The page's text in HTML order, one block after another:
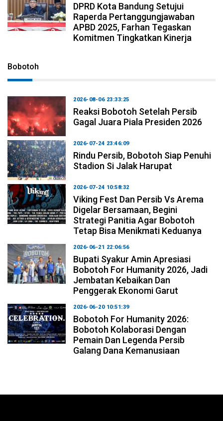
DPRD Kota Bandung Setujui
Raperda Pertanggungjawaban
APBD 2025, Farhan Tegaskan
Komitmen Tingkatkan Kinerja
Bobotoh
2026-08-06 23:33:25
Reaksi Bobotoh Setelah Persib
Gagal Juara Piala Presiden 2026
2026-07-24 23:46:09
Rindu Persib, Bobotoh Siap Penuhi
Stadion Si Jalak Harupat
2026-07-24 10:58:32
Viking Fest Dan Persib Vs Arema
Digelar Bersamaan, Begini
Strategi Panitia Agar Bobotoh
Tetap Bisa Menikmati Keduanya
2026-06-21 22:06:56
Bupati Syakur Amin Apresiasi
Bobotoh For Humanity 2026, Jadi
Jembatan Kebaikan Dan
Penggerak Ekonomi Garut
2026-06-20 10:51:39
Bobotoh For Humanity 2026:
Bobotoh Kolaborasi Dengan
Pemain Dan Legenda Persib
Galang Dana Kemanusiaan